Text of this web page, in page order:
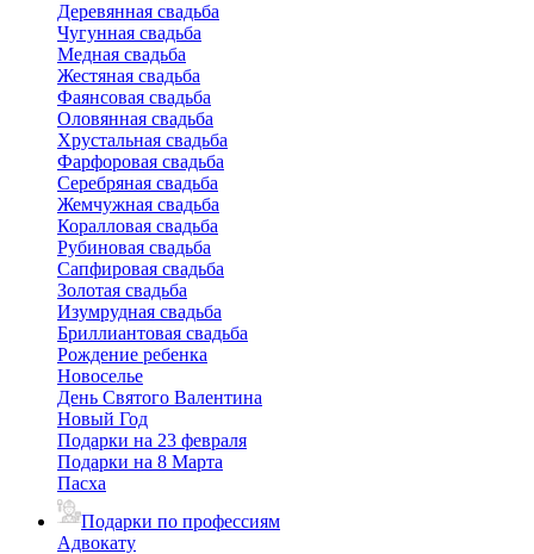
Деревянная свадьба
Чугунная свадьба
Медная свадьба
Жестяная свадьба
Фаянсовая свадьба
Оловянная свадьба
Хрустальная свадьба
Фарфоровая свадьба
Серебряная свадьба
Жемчужная свадьба
Коралловая свадьба
Рубиновая свадьба
Сапфировая свадьба
Золотая свадьба
Изумрудная свадьба
Бриллиантовая свадьба
Рождение ребенка
Новоселье
День Святого Валентина
Новый Год
Подарки на 23 февраля
Подарки на 8 Марта
Пасха
Подарки по профессиям
Адвокату